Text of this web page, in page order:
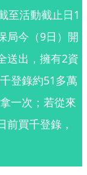
至活動截止日1
局今（9日）開
送出，擁有2資
登錄約51多萬
一次；若從來
買千登錄，